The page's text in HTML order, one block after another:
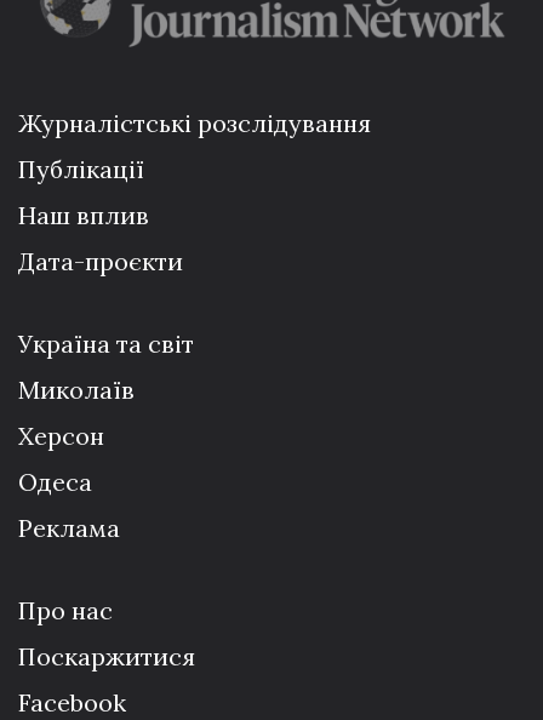
Журналістські розслідування
Публікації
Наш вплив
Дата-проєкти
Україна та світ
Миколаїв
Херсон
Одеса
Реклама
Про нас
Поскаржитися
Facebook